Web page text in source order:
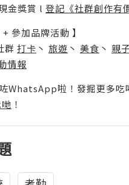
金獎賞 l 登記《社群創作有
+ 參加品牌活動 】
群 打卡 丶 旅遊 丶 美食 丶 親
情報
WhatsApp啦！發掘更多吃
！